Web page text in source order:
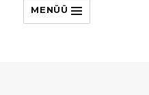
MENÜÜ